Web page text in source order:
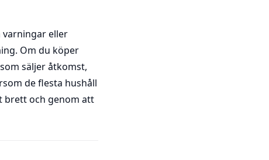
eller
Om du köper
säljer åtkomst,
de flesta hushåll
brett och genom att